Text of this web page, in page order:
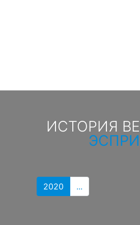
ИСТОРИЯ
ЭСПРИ
2020 ...